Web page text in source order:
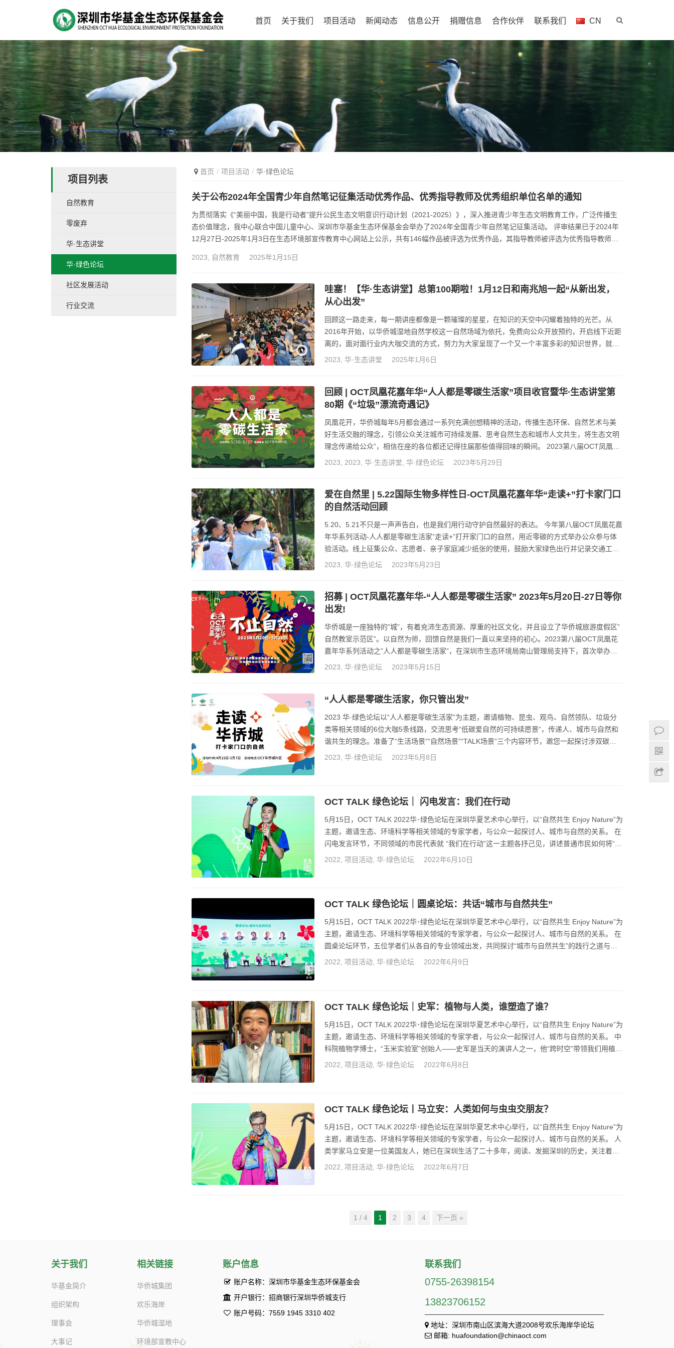
首页 关于我们 项目活动 新闻动态 信息公开 捐赠信息 合作伙伴 联系我们 CN
首页 项目活动 华·绿色论坛
关于公布2024年全国青少年自然笔记征集活动优秀作品、优秀指导教师及优秀组织单位名单的通知
为贯彻落实《“美丽中国，我是行动者”提升公民生态文明意识行动计划（2021-2025）》，深入推进青少年生态文明教育工作，广泛传播生
态价值理念，我中心联合中国儿童中心、深圳市华基金生态环保基金会举办了2024年全国青少年自然笔记征集活动。 评审结果已于2024年
12月27日-2025年1月3日在生态环境部宣传教育中心网站上公示，共有146幅作品被评选为优秀作品，其指导教师被评选为优秀指导教师；
2023, 自然教育 2025年1月15日
哇塞！【华·生态讲堂】总第100期啦！1月12日和南兆旭一起“从新出发，
从心出发”
回顾这一路走来，每一期讲座都像是一颗璀璨的星星，在知识的天空中闪耀着独特的光芒。从
2016年开始，以华侨城湿地自然学校这一自然场域为依托，免费向公众开放预约，开启线下近距
离的，面对面行业内大咖交流的方式，努力为大家呈现了一个又一个丰富多彩的知识世界，就是
希望用传播的力量改变地球未来。 在100期讲座中，我们邀请了各行各业的专家学者，他们用自
2023, 华·生态讲堂 2025年1月6日
回顾 | OCT凤凰花嘉年华“人人都是零碳生活家”项目收官暨华∙生态讲堂第
80期《“垃圾”漂流奇遇记》
凤凰花开，华侨城每年5月都会通过一系列充满创想精神的活动，传播生态环保、自然艺术与美
好生活交融的理念，引领公众关注城市可持续发展、思考自然生态和城市人文共生，将生态文明
理念传递给公众”，相信在座的各位都还记得往届那些值得回味的瞬间。 2023第八届OCT凤凰花
嘉年华系列活动之”人人都是零碳生活家”，在深圳市生态环境局南山管理局支持下，华基金联合
2023 2023 华·生态讲堂 华·绿色论坛 2023年5月29日
爱在自然里 | 5.22国际生物多样性日-OCT凤凰花嘉年华“走读+”打卡家门口
的自然活动回顾
5.20、5.21不只是一声声告白，也是我们用行动守护自然最好的表达。 今年第八届OCT凤凰花嘉
年华系列活动-人人都是零碳生活家”走读+”打开家门口的自然，用近零碳的方式举办公众参与体
验活动。线上征集公众、志愿者、亲子家庭减少纸张的使用，鼓励大家绿色出行并记录交通工具
类型、往返里程距离，倡导自带水杯减少一次性塑料制品的使用等行为。 我们致力于传播自然教
2023 华·绿色论坛 2023年5月23日
招募 | OCT凤凰花嘉年华-“人人都是零碳生活家” 2023年5月20日-27日等你
出发!
华侨城是一座独特的”城”，有着充沛生态资源、厚重的社区文化，并且设立了华侨城旅游度假区”
自然教室示范区”。以自然为师，回馈自然是我们一直以来坚持的初心。2023第八届OCT凤凰花
嘉年华系列活动之”人人都是零碳生活家”，在深圳市生态环境局南山管理局支持下，首次举办碳
中和活动践行双碳理念、呵护自然，核查活动全过程的碳排放，并通过碳汇购置、植物种植等进
2023, 华·绿色论坛 2023年5月15日
“人人都是零碳生活家，你只管出发”
2023 华·绿色论坛以“人人都是零碳生活家”为主题，邀请植物、昆虫、观鸟、自然领队、垃圾分
类等相关领域的6位大咖5条线路，交流思考“低碳爱自然的可持续愿景“，传递人、城市与自然和
谐共生的理念。准备了“生活场景”“自然场景”“TALK场景”三个内容环节，邀您一起探讨涉双碳、
城市生物多样性、零废弃生活等话题，分享低碳爱自然的观察和见解。 本次活动，以自然观察和
2023 华·绿色论坛 2023年5月8日
OCT TALK 绿色论坛｜ 闪电发言：我们在行动
5月15日，OCT TALK 2022华･绿色论坛在深圳华夏艺术中心举行，以“自然共生 Enjoy Nature”为
主题，邀请生态、环境科学等相关领域的专家学者，与公众一起探讨人、城市与自然的关系。 在
闪电发言环节，不同领域的市民代表就 “我们在行动”这一主题各抒己见，讲述普通市民如何将“人
与自然共生”的目标与愿景融入生活，为美好绿色生活付诸行动。 更多详情请点击
2022 项目活动 华·绿色论坛 2022年6月10日
OCT TALK 绿色论坛｜圆桌论坛：共话“城市与自然共生”
5月15日，OCT TALK 2022华･绿色论坛在深圳华夏艺术中心举行，以“自然共生 Enjoy Nature”为
主题，邀请生态、环境科学等相关领域的专家学者，与公众一起探讨人、城市与自然的关系。 在
圆桌论坛环节，五位学者们从各自的专业领域出发，共同探讨“城市与自然共生”的践行之道与未
来发展。 更多详情请点击https://mp.weixin.qq.com/s?
2022, 项目活动, 华·绿色论坛 2022年6月9日
OCT TALK 绿色论坛｜史军：植物与人类，谁塑造了谁？
5月15日，OCT TALK 2022华･绿色论坛在深圳华夏艺术中心举行，以“自然共生 Enjoy Nature”为
主题，邀请生态、环境科学等相关领域的专家学者，与公众一起探讨人、城市与自然的关系。 中
科院植物学博士，“玉米实验室”创始人——史军是当天的演讲人之一，他“跨时空”带领我们用植物
的视角分析一些人类发展的问题，以及审视植物对人类的影响。 更多详情请点击
2022 项目活动 华·绿色论坛 2022年6月8日
OCT TALK 绿色论坛丨马立安：人类如何与虫虫交朋友？
5月15日，OCT TALK 2022华･绿色论坛在深圳华夏艺术中心举行，以“自然共生 Enjoy Nature”为
主题，邀请生态、环境科学等相关领域的专家学者，与公众一起探讨人、城市与自然的关系。 人
类学家马立安是一位美国友人，她已在深圳生活了二十多年，阅读、发掘深圳的历史，关注着深
圳建筑、城市规划及文化环境的变化。作为演讲嘉宾之一，她从“虫虫”的角度，给大家带来关于
2022 项目活动 华·绿色论坛 2022年6月7日
1 / 4 1 2 3 4 下一页 »
项目列表
自然教育
零废弃
华·生态讲堂
华·绿色论坛
社区发展活动
行业交流
关于我们
华基金简介
组织架构
理事会
大事记
相关链接
华侨城集团
欢乐海岸
华侨城湿地
环境部宣教中心
账户信息
账户名称：深圳市华基金生态环保基金会
开户银行：招商银行深圳华侨城支行
账户号码：7559 1945 3310 402
联系我们
0755-26398154
13823706152
地址：深圳市南山区滨海大道2008号欢乐海岸华论坛
邮箱: huafoundation@chinaoct.com